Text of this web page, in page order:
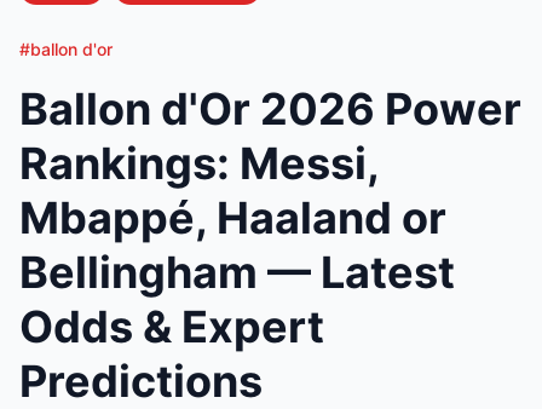
#ballon d'or
Ballon d'Or 2026 Power
Rankings: Messi,
Mbappé, Haaland or
Bellingham — Latest
Odds & Expert
Predictions